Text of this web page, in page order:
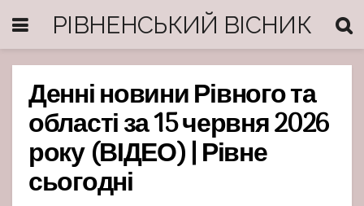
РІВНЕНСЬКИЙ ВІСНИК
Денні новини Рівного та
області за 15 червня 2026
року (ВІДЕО) | Рівне
сьогодні